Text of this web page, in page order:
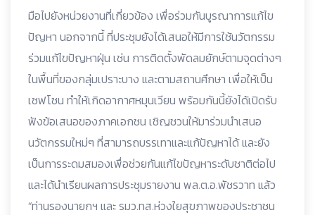
มือไปยังหน่วยงานที่เกี่ยวข้อง เพื่อร่วมกันบูรณาการแก้ไข
ปัญหา นอกจากนี้ ที่ประชุมยังได้เสนอให้มีการใช้นวัตกรรม
ร่วมแก้ไขปัญหาฝุ่น เช่น การติดตั้งพัดลมยักษ์ตามจุดต่างๆ
ในพื้นที่ของกลุ่มเปราะบาง และตามสถานศึกษา เพื่อให้เป็น
เซฟโซน ทำให้เกิดอากาศหมุนเวียน พร้อมกันนี้ยังได้เปิดรับ
ฟังข้อเสนอของภาคเอกชน เชิญชวนให้มาร่วมนำเสนอ
นวัตกรรมใหม่ๆ ที่สามารถบรรเทาและแก้ปัญหาได้ และยัง
เป็นการระดมสมองเพื่อช่วยกันแก้ไขปัญหาระดับชาติต่อไป
และได้นำเรียนผลการประชุมรายงาน พล.ต.อ.พัชรวาท แล้ว
“ท่านรองนายกฯ และ รมว.ทส.ห่วงใยสุขภาพของประชาชน